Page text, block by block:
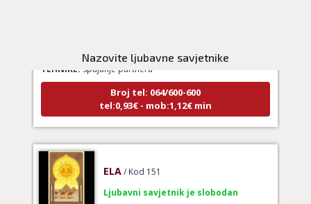
Nazovite ljubavne savjetnike
spajanje partnera
Broj tel: 064/600-600
tel:0,93€ - mob:1,12€ min
ELA
/ Kod 151
Ljubavni savjetnik je slobodan